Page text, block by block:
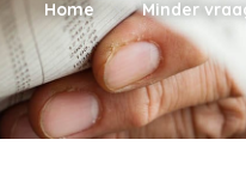
Home Minder